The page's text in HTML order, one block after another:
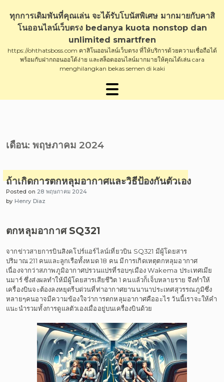
content
ทุกการเดิมพันที่คุณเล่น จะได้รับโบนัสพิเศษ มากมายกับคาสิ
โนออนไลน์เว็บตรง bedanya kuota nonstop dan
unlimited smartfren
https://ohthatsboss.com คาสิโนออนไลน์เว็บตรง ที่ให้บริการด้วยความเชื่อถือได้
พร้อมกับฝากถอนออโต้ง่าย และสล็อตออนไลน์มากมายให้คุณได้เล่น cara
menghilangkan bekas semen di kaki
เดือน: พฤษภาคม 2024
ถ้าเกิดการตกหลุมอากาศและวิธีป้องกันตัวเอง
Posted on 28 พฤษภาคม 2024
by Henry Diaz
ตกหลุมอากาศ SQ321
จากข่าวสายการบินสิงคโปร์แอร์ไลน์เที่ยวบิน SQ321 มีผู้โดยสาร
ปริมาณ 211 คนและลูกเรือทั้งหมด 18 คน มีการเกิดเหตุตกหลุมอากาศ
เนื่องจากว่าสภาพภูมิอากาศปรวนแปรที่รอบๆเมือง Wakema ประเทศเมีย
นมาร์ ซึ่งส่งผลทำให้มีผู้โดยสารเสียชีวิต 1 คนแล้วก็เจ็บหลายราย จึงทำให้
เครื่องบินจะต้องลงหยุดรีบด่วนที่ท่าอากาศยานนานาประเทศสุวรรณภูมิซึ่ง
หลายๆคนอาจมีความข้องใจว่าการตกหลุมอากาศคืออะไร วันนี้เราจะให้คำ
แนะนำรวมทั้งการดูแลตัวเองเมื่ออยู่บนเครื่องบินด้วย